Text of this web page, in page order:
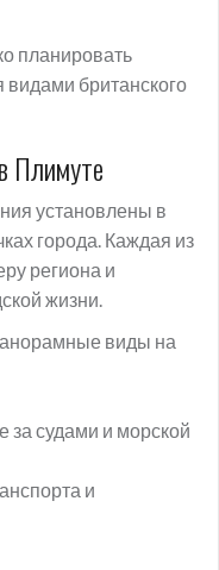
планировать
видами британского
Плимуте
установлены в
города. Каждая из
региона и
жизни.
виды на
судами и морской
и